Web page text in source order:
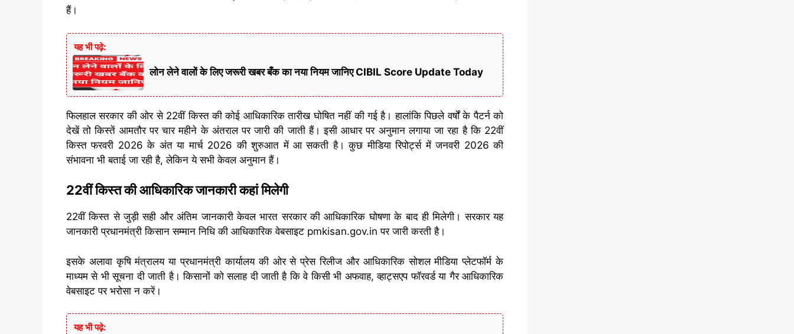
हैं।
यह भी पढ़े:
लोन लेने वालों के लिए जरूरी खबर बँक का नया नियम जानिए CIBIL Score Update Today
फिलहाल सरकार की ओर से 22वीं किस्त की कोई आधिकारिक तारीख घोषित नहीं की गई है। हालांकि पिछले वर्षों के पैटर्न को
देखें तो किस्तें आमतौर पर चार महीने के अंतराल पर जारी की जाती हैं। इसी आधार पर अनुमान लगाया जा रहा है कि 22वीं
किस्त फरवरी 2026 के अंत या मार्च 2026 की शुरुआत में आ सकती है। कुछ मीडिया रिपोर्ट्स में जनवरी 2026 की
संभावना भी बताई जा रही है, लेकिन ये सभी केवल अनुमान हैं।
22वीं किस्त की आधिकारिक जानकारी कहां मिलेगी
22वीं किस्त से जुड़ी सही और अंतिम जानकारी केवल भारत सरकार की आधिकारिक घोषणा के बाद ही मिलेगी। सरकार यह
जानकारी प्रधानमंत्री किसान सम्मान निधि की आधिकारिक वेबसाइट pmkisan.gov.in पर जारी करती है।
इसके अलावा कृषि मंत्रालय या प्रधानमंत्री कार्यालय की ओर से प्रेस रिलीज और आधिकारिक सोशल मीडिया प्लेटफॉर्म के
माध्यम से भी सूचना दी जाती है। किसानों को सलाह दी जाती है कि वे किसी भी अफवाह, व्हाट्सएप फॉरवर्ड या गैर आधिकारिक
वेबसाइट पर भरोसा न करें।
यह भी पढ़े: